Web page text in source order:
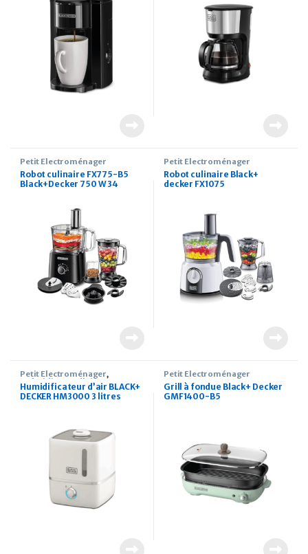
Petit Électroménager
Robot culinaire FX775-B5
Black+Decker 750 W 34
Petit Électroménager
Robot culinaire Black+
decker FX1075
Petit Électroménager,
Refroidisseur d'air
Humidificateur d’air BLACK+
DECKER HM3000 3 litres
Petit Électroménager
Grill à fondue Black+ Decker
GMF1400-B5